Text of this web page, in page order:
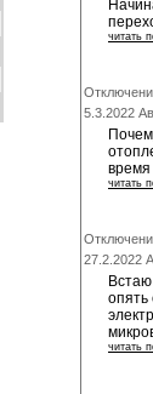
читать
5.3.2022
читать
27.2.2022
опять
читать